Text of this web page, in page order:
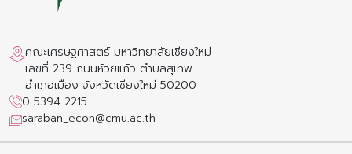
คณะเศรษฐศาสตร์ มหาวิทยาลัยเชียงใหม่
เลขที่ 239 ถนนห้วยแก้ว ตำบลสุเทพ
อำเภอเมือง จังหวัดเชียงใหม่ 50200
0 5394 2215
saraban_econ@cmu.ac.th